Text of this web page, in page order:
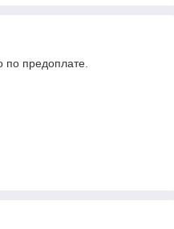
по предоплате.